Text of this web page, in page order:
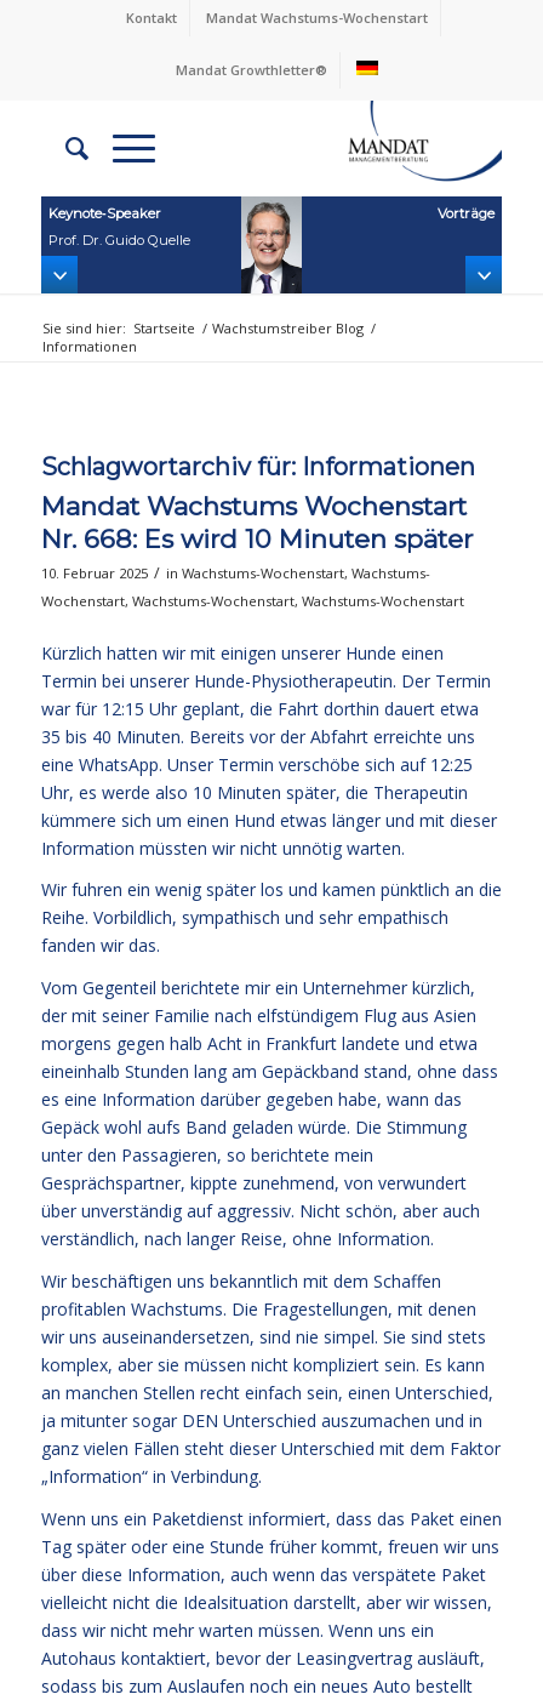
Kontakt Mandat Wachstums-Wochenstart
Mandat Growthletter®
Keynote‑Speaker
Prof. Dr. Guido Quelle
Vorträge
Sie sind hier: Startseite / Wachstumstreiber Blog /
Informationen
Schlagwortarchiv für: Informationen
Mandat Wachstums Wochenstart
Nr. 668: Es wird 10 Minuten später
10. Februar 2025 / in Wachstums-Wochenstart, Wachstums-
Wochenstart, Wachstums-Wochenstart, Wachstums-Wochenstart
Kürzlich hatten wir mit einigen unserer Hunde einen
Termin bei unserer Hunde-Physiotherapeutin. Der Termin
war für 12:15 Uhr geplant, die Fahrt dorthin dauert etwa
35 bis 40 Minuten. Bereits vor der Abfahrt erreichte uns
eine WhatsApp. Unser Termin verschöbe sich auf 12:25
Uhr, es werde also 10 Minuten später, die Therapeutin
kümmere sich um einen Hund etwas länger und mit dieser
Information müssten wir nicht unnötig warten.
Wir fuhren ein wenig später los und kamen pünktlich an die
Reihe. Vorbildlich, sympathisch und sehr empathisch
fanden wir das.
Vom Gegenteil berichtete mir ein Unternehmer kürzlich,
der mit seiner Familie nach elfstündigem Flug aus Asien
morgens gegen halb Acht in Frankfurt landete und etwa
eineinhalb Stunden lang am Gepäckband stand, ohne dass
es eine Information darüber gegeben habe, wann das
Gepäck wohl aufs Band geladen würde. Die Stimmung
unter den Passagieren, so berichtete mein
Gesprächspartner, kippte zunehmend, von verwundert
über unverständig auf aggressiv. Nicht schön, aber auch
verständlich, nach langer Reise, ohne Information.
Wir beschäftigen uns bekanntlich mit dem Schaffen
profitablen Wachstums. Die Fragestellungen, mit denen
wir uns auseinandersetzen, sind nie simpel. Sie sind stets
komplex, aber sie müssen nicht kompliziert sein. Es kann
an manchen Stellen recht einfach sein, einen Unterschied,
ja mitunter sogar DEN Unterschied auszumachen und in
ganz vielen Fällen steht dieser Unterschied mit dem Faktor
„Information“ in Verbindung.
Wenn uns ein Paketdienst informiert, dass das Paket einen
Tag später oder eine Stunde früher kommt, freuen wir uns
über diese Information, auch wenn das verspätete Paket
vielleicht nicht die Idealsituation darstellt, aber wir wissen,
dass wir nicht mehr warten müssen. Wenn uns ein
Autohaus kontaktiert, bevor der Leasingvertrag ausläuft,
sodass bis zum Auslaufen noch ein neues Auto bestellt